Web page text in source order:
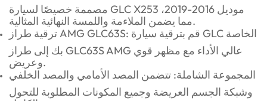
مصممة خصيصًا لسيارة GLC X253 موديل 2016-2019،
ترقية طراز AMG GLC63S: قم بترقية سيارة GLC الخاصة
بك إلى طراز GLC63S AMG عالي الأداء مع مظهر قوي
المجموعة الشاملة: تتضمن المصد الأمامي والمصد الخلفي
وشبكة الجسم العريضة وجميع المكونات المطلوبة للتحول